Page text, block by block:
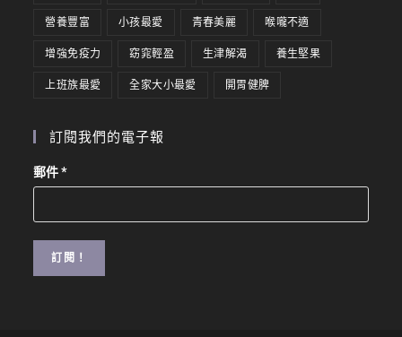
營養豐富 小孩最愛 青春美麗 喉嚨不適
增強免疫力 窈窕輕盈 生津解渴 養生堅果
上班族最愛 全家大小最愛 開胃健脾
訂閱我們的電子報
郵件*